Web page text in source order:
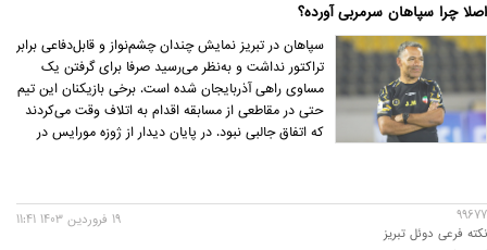
اصلا چرا سپاهان سرمربی آورده؟
سپاهان در تبریز نمایش چندان چشم‌نواز و قابل‌دفاعی برابر
تراکتور نداشت و به‌نظر می‌رسید صرفا برای گرفتن یک
مساوی راهی آذربایجان شده است. برخی بازیکنان این تیم
حتی در مقاطعی از مسابقه اقدام به اتلاف وقت می‌کردند
که اتفاق جالبی نبود. در پایان دیدار از ژوزه مورایس در
99677
نکته فرعی دوئل تبریز
19 فروردين 1403 11:41